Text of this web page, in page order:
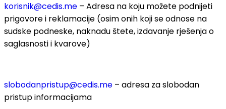
korisnik@cedis.me – Adresa na koju možete podnijeti
prigovore i reklamacije (osim onih koji se odnose na
sudske podneske, naknadu štete, izdavanje rješenja o
saglasnosti i kvarove)
slobodanpristup@cedis.me – adresa za slobodan
pristup informacijama